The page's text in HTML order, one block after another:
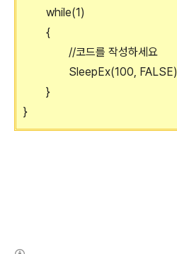
while(1)
{
//코드를 작성하세요
SleepEx(100, FALSE)
}
}